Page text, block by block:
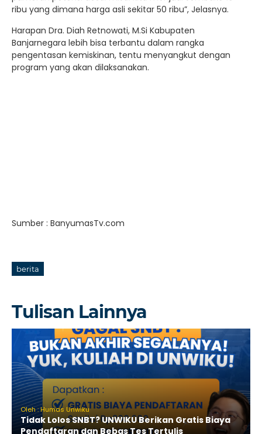
ribu yang dimana harga asli sekitar 50 ribu”, Jelasnya.
Harapan Dra. Diah Retnowati, M.Si Kabupaten
Banjarnegara lebih bisa terbantu dalam rangka
pengentasan kemiskinan, tentu menyangkut dengan
program yang akan dilaksanakan.
Sumber : BanyumasTv.com
berita
Tulisan Lainnya
Oleh : Humas Unwiku
Tidak Lolos SNBT? UNWIKU Berikan Gratis Biaya
Pendaftaran dan Bebas Tes Tertulis